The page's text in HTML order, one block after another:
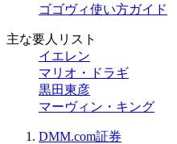
ゴゴヴィ使い方ガイド
主な要人リスト
イエレン
マリオ・ドラギ
黒田東彦
マーヴィン・キング
DMM.com証券